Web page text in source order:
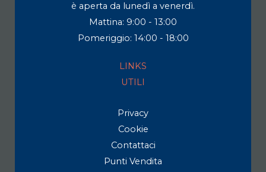
è aperta da lunedì a venerdì.
Mattina: 9:00 - 13:00
Pomeriggio: 14:00 - 18:00
LINKS
UTILI
Privacy
Cookie
Contattaci
Punti Vendita